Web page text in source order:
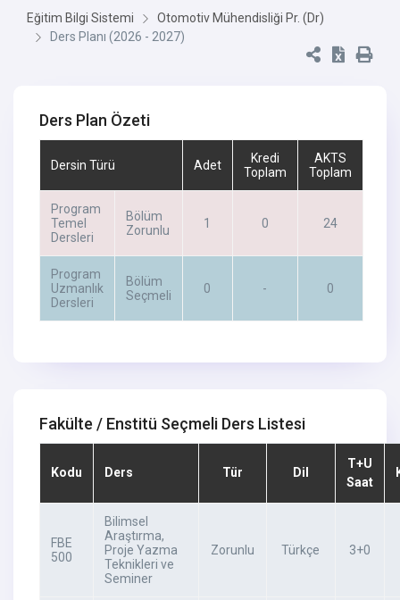
Eğitim Bilgi Sistemi
Otomotiv Mühendisliği Pr. (Dr)
Ders Planı (2026 - 2027)
Ders Plan Özeti
Dersin Türü Adet
Kredi
Toplam
AKTS
Toplam
Program
Temel
Dersleri
Bölüm
Zorunlu
1 0 24
Program
Uzmanlık
Dersleri
Bölüm
Seçmeli
0 - 0
Fakülte / Enstitü Seçmeli Ders Listesi
Kodu Ders Tür Dil
T+U
Saat
FBE
500
Bilimsel
Araştırma,
Proje Yazma
Teknikleri ve
Seminer
Zorunlu Türkçe 3+0